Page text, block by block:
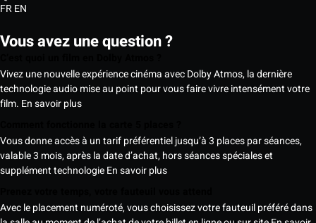
FREN
Vous avez une question ?
Vivez une nouvelle expérience cinéma avec Dolby Atmos, la dernière
technologie audio mise au point pour vous faire vivre intensément votre
film. En savoir plus
Vous donne accès à un tarif préférentiel jusqu’à 3 places par séances,
valable 3 mois, après la date d’achat, hors séances spéciales et
supplément technologieEn savoir plus
Avec le placement numéroté, vous choisissez votre fauteuil préféré dans